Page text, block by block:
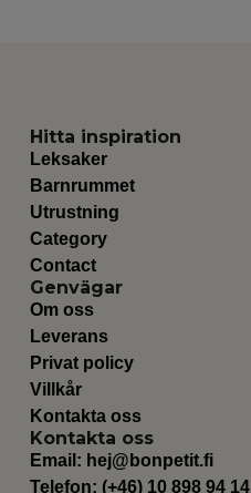
Hitta inspiration
Leksaker
Barnrummet
Utrustning
Category
Contact
Genvägar
Om oss
Leverans
Privat policy
Villkår
Kontakta oss
Kontakta oss
Email: hej@bonpetit.fi
Telefon: (+46) 10 898 94 14